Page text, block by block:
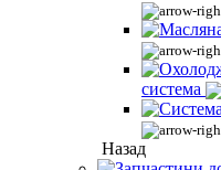
система
Назад